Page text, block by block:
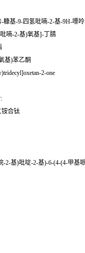
糠基-9-四氢吡喃-2-基-9H-嘌
喃-2-基)氧基]-丁腈
基)苯乙酮
2-one
铵合钛
-2-基)吡啶-2-基)-6-(4-(4-甲